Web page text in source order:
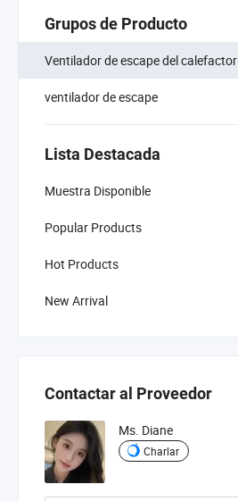
Grupos de Producto
Ventilador de escape del calefactor
ventilador de escape
Lista Destacada
Muestra Disponible
Popular Products
Hot Products
New Arrival
Contactar al Proveedor
Ms. Diane
Charlar